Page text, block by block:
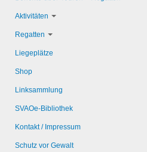
Aktivitäten
Regatten
Liegeplätze
Shop
Linksammlung
SVAOe-Bibliothek
Kontakt / Impressum
Schutz vor Gewalt